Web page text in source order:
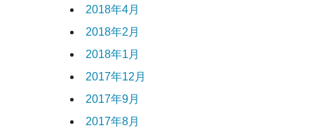
2018年4月
2018年2月
2018年1月
2017年12月
2017年9月
2017年8月